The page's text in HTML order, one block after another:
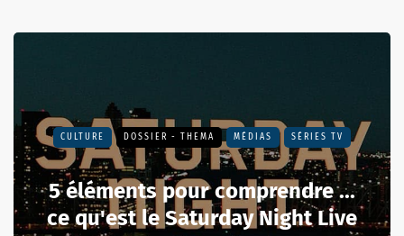
CULTURE DOSSIER - THEMA MÉDIAS SÉRIES TV
5 éléments pour comprendre ...
ce qu'est le Saturday Night Live